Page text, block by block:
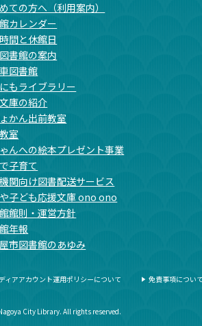
ての方へ（利用案内）
カレンダー
間と休館日
書館の案内
図書館
もライブラリー
庫の紹介
かん出前教室
室
んへの絵本プレゼント事業
子育て
関向け図書配送サービス
子ども応援文庫 ono ono
館則・運営方針
年報
市図書館のあゆみ
ィアアカウント運用ポリシーについて 免責事項について
City Library. All rights reserved.